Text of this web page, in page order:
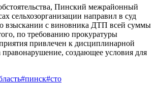
Пинский межрайонный
сельхозорганизации направил в суд
о взыскании с виновника ДТП всей суммы
по требованию прокуратуры
привлечен к дисциплинарной
правонарушение, создающее условия для
#пинск#сто